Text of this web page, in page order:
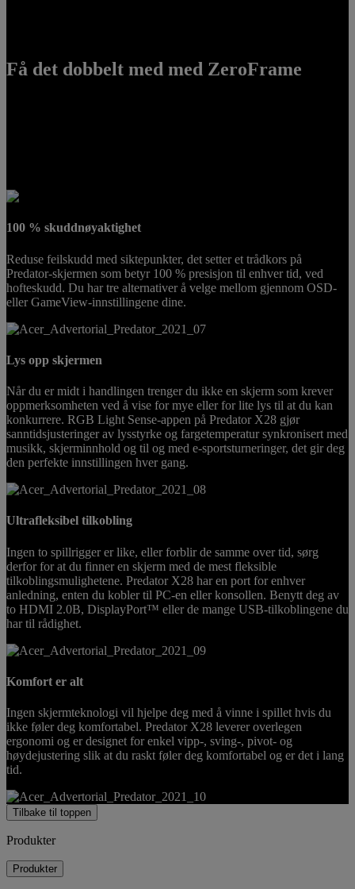
Få det dobbelt med med ZeroFrame
100 % skuddnøyaktighet
Reduse feilskudd med siktepunkter, det setter et trådkors på
Predator-skjermen som betyr 100 % presisjon til enhver tid, ved
hofteskudd. Du har tre alternativer å velge mellom gjennom OSD-
eller GameView-innstillingene dine.
Lys opp skjermen
Når du er midt i handlingen trenger du ikke en skjerm som krever
oppmerksomheten ved å vise for mye eller for lite lys til at du kan
konkurrere. RGB Light Sense-appen på Predator X28 gjør
sanntidsjusteringer av lysstyrke og fargetemperatur synkronisert med
musikk, skjerminnhold og til og med e-sportsturneringer, det gir deg
den perfekte innstillingen hver gang.
Ultrafleksibel tilkobling
Ingen to spillrigger er like, eller forblir de samme over tid, sørg
derfor for at du finner en skjerm med de mest fleksible
tilkoblingsmulighetene. Predator X28 har en port for enhver
anledning, enten du kobler til PC-en eller konsollen. Benytt deg av
to HDMI 2.0B, DisplayPort™ eller de mange USB-tilkoblingene du
har til rådighet.
Komfort er alt
Ingen skjermteknologi vil hjelpe deg med å vinne i spillet hvis du
ikke føler deg komfortabel. Predator X28 leverer overlegen
ergonomi og er designet for enkel vipp-, sving-, pivot- og
høydejustering slik at du raskt føler deg komfortabel og er det i lang
tid.
Tilbake til toppen
Produkter
Produkter